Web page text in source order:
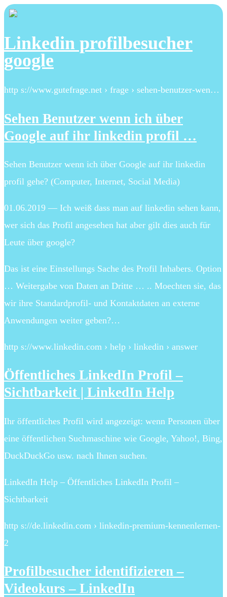
Linkedin profilbesucher
google
http s://www.gutefrage.net › frage › sehen-benutzer-wen…
Sehen Benutzer wenn ich über
Google auf ihr linkedin profil …
Sehen Benutzer wenn ich über Google auf ihr linkedin
profil gehe? (Computer, Internet, Social Media)
01.06.2019 — Ich weiß dass man auf linkedin sehen kann,
wer sich das Profil angesehen hat aber gilt dies auch für
Leute über google?
Das ist eine Einstellungs Sache des Profil Inhabers. Option
… Weitergabe von Daten an Dritte … .. Moechten sie, das
wir ihre Standardprofil- und Kontaktdaten an externe
Anwendungen weiter geben?…
http s://www.linkedin.com › help › linkedin › answer
Öffentliches LinkedIn Profil –
Sichtbarkeit | LinkedIn Help
Ihr öffentliches Profil wird angezeigt: wenn Personen über
eine öffentlichen Suchmaschine wie Google, Yahoo!, Bing,
DuckDuckGo usw. nach Ihnen suchen.
LinkedIn Help – Öffentliches LinkedIn Profil –
Sichtbarkeit
http s://de.linkedin.com › linkedin-premium-kennenlernen-
2
Profilbesucher identifizieren –
Videokurs – LinkedIn